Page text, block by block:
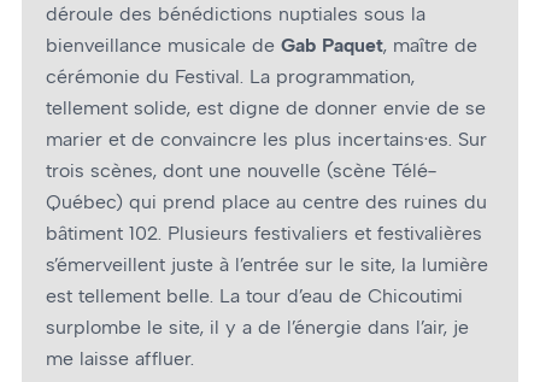
déroule des bénédictions nuptiales sous la
bienveillance musicale de Gab Paquet, maître de
cérémonie du Festival. La programmation,
tellement solide, est digne de donner envie de se
marier et de convaincre les plus incertains·es. Sur
trois scènes, dont une nouvelle (scène Télé-
Québec) qui prend place au centre des ruines du
bâtiment 102. Plusieurs festivaliers et festivalières
s’émerveillent juste à l’entrée sur le site, la lumière
est tellement belle. La tour d’eau de Chicoutimi
surplombe le site, il y a de l’énergie dans l’air, je
me laisse affluer.